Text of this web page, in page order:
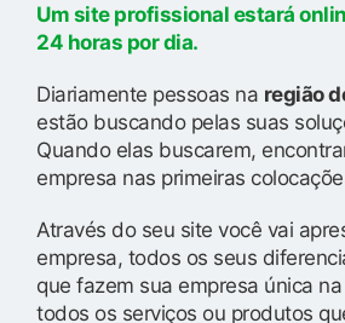
Um site profissional estará
24 horas por dia.
Diariamente pessoas na região
estão buscando pelas suas
Quando elas buscarem,
empresa nas primeiras
Através do seu site você vai
empresa, todos os seus
que fazem sua empresa única
todos os serviços ou produtos